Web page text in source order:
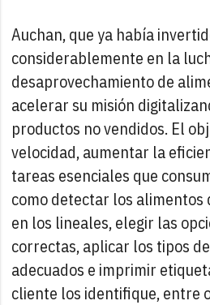
Auchan, que ya había
considerablemente en la
desaprovechamiento de
acelerar su misión
productos no vendidos. El
velocidad, aumentar la
tareas esenciales que
como detectar los alimentos
en los lineales, elegir las
correctas, aplicar los tipos
adecuados e imprimir
cliente los identifique, entre